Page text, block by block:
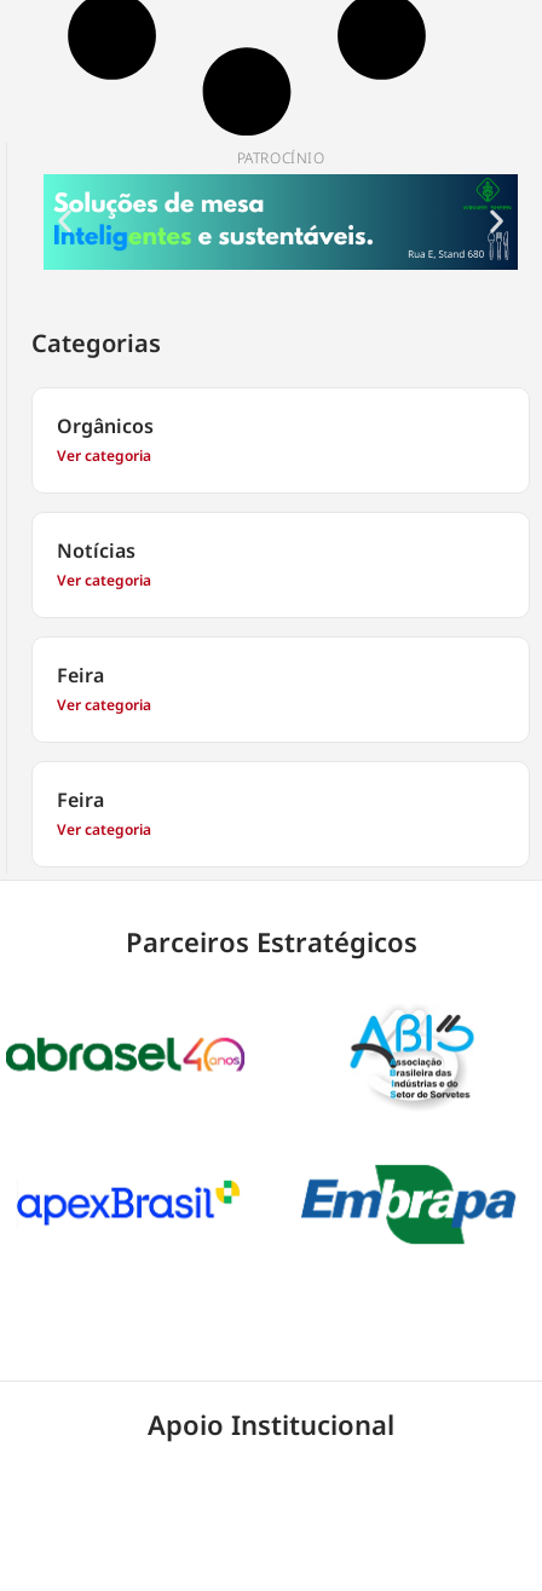
PATROCÍNIO
Categorias
Orgânicos
Ver categoria
Notícias
Ver categoria
Feira
Ver categoria
Feira
Ver categoria
Parceiros Estratégicos
Apoio Institucional